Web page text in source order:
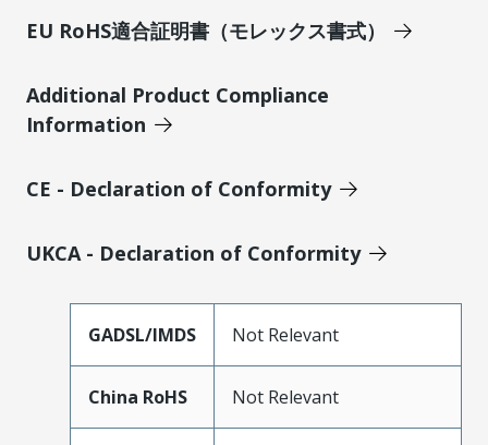
EU RoHS適合証明書（モレックス書式）
Additional Product Compliance
Information
CE - Declaration of Conformity
UKCA - Declaration of Conformity
GADSL/IMDS Not Relevant
China RoHS Not Relevant